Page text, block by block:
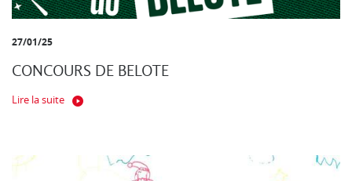
27/01/25
CONCOURS DE BELOTE
Lire la suite